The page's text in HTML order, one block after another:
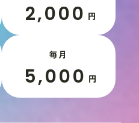
2,000 円
毎月
5,000 円